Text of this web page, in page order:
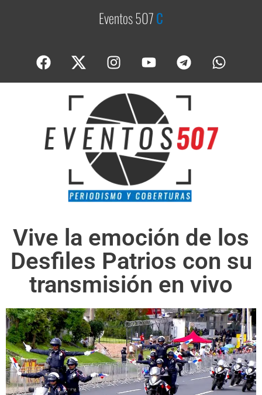
Eventos 507Co
Vive la emoción de los
Desfiles Patrios con su
transmisión en vivo